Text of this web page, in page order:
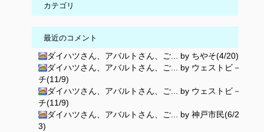
カテゴリ
最近のコメント
ダイハツさん、アバルトさん、ご... by ちやそ(4/20)
ダイハツさん、アバルトさん、ご... by ウェストビ－
チ(11/9)
ダイハツさん、アバルトさん、ご... by ウェストビ－
チ(11/9)
ダイハツさん、アバルトさん、ご... by 神戸市民(6/2
3)